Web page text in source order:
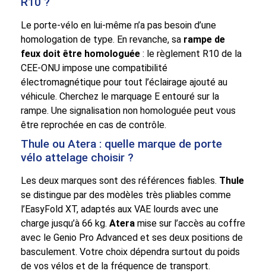
Le porte-vélo en lui-même n’a pas besoin d’une
homologation de type. En revanche, sa rampe de
feux doit être homologuée : le règlement R10 de la
CEE-ONU impose une compatibilité
électromagnétique pour tout l’éclairage ajouté au
véhicule. Cherchez le marquage E entouré sur la
rampe. Une signalisation non homologuée peut vous
être reprochée en cas de contrôle.
Thule ou Atera : quelle marque de porte
vélo attelage choisir ?
Les deux marques sont des références fiables. Thule
se distingue par des modèles très pliables comme
l’EasyFold XT, adaptés aux VAE lourds avec une
charge jusqu’à 66 kg. Atera mise sur l’accès au coffre
avec le Genio Pro Advanced et ses deux positions de
basculement. Votre choix dépendra surtout du poids
de vos vélos et de la fréquence de transport.